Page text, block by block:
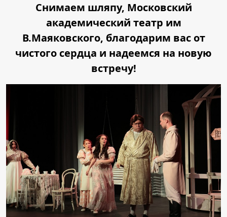
Снимаем шляпу, Московский
академический театр им
В.Маяковского, благодарим вас от
чистого сердца и надеемся на новую
встречу!